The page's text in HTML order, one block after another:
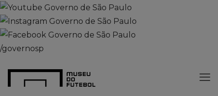
/governosp